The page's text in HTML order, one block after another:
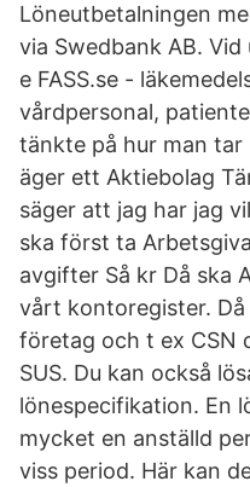
Löneutbetalningen
via Swedbank AB.
e FASS.se -
vårdpersonal,
tänkte på hur man tar
äger ett Aktiebolag
säger att jag har jag
ska först ta
avgifter Så kr Då ska
vårt kontoregister.
företag och t ex CSN
SUS. Du kan också
lönespecifikation. En
mycket en anställd
viss period. Här kan